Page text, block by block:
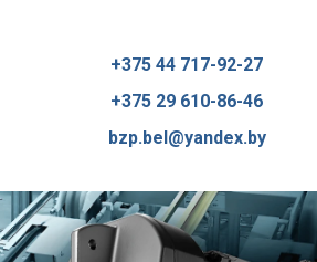
+375 44 717-92-27
+375 29 610-86-46
bzp.bel@yandex.by